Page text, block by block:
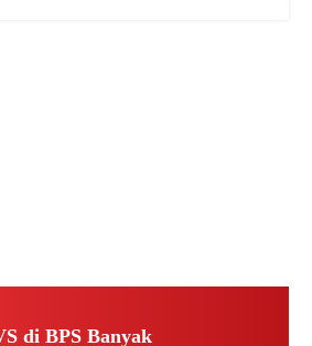
di BPS Banyak